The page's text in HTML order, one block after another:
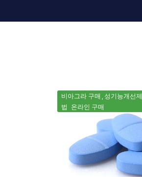
비아그라 구매 성기능개선제
법
온라인 구매